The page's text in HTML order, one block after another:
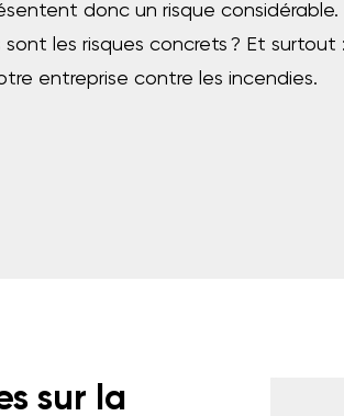
donc un risque
les risques concrets ? Et
entreprise contre les incendies.
sur la